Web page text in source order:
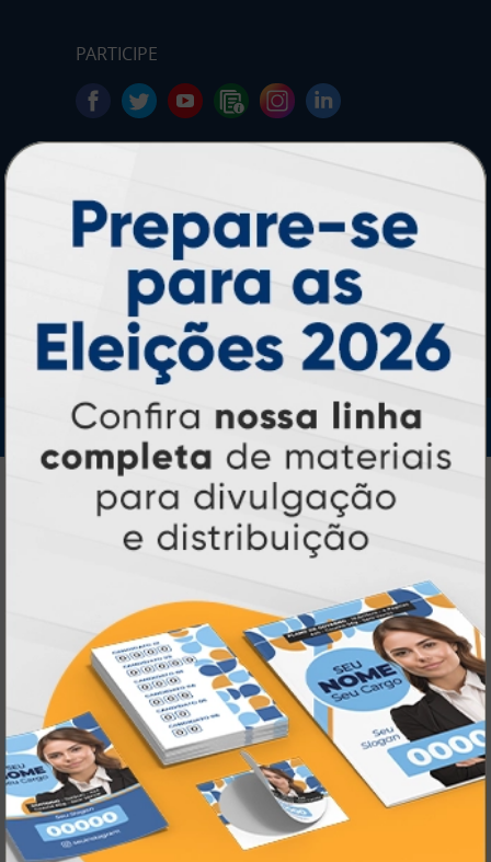
PARTICIPE
SEGURANÇA
IMPRA INDUSTRIA GRAFICA LTDA | CNPJ: 28.045.354/0002-52
Atual Card © 2026. Todos os direitos reservados.
Atual Card: A Gráfica Pioneira em
Personalização Online
Atual Card é referência em impressão
gráfica online no Brasil
, oferecendo uma
ampla variedade de produtos e soluções para
atender profissionais autônomos, empresas e
revendedores gráficos . Com
quase três
décadas de experiência, somos pioneiros no
segmento deimpressão sob demanda,
investindo continuamente emtecnologia,
inovação e personalização
para entregar
qualidade, agilidade e a melhor
experiência
aos nossos clientes.
Pioneirismo e Inovação em